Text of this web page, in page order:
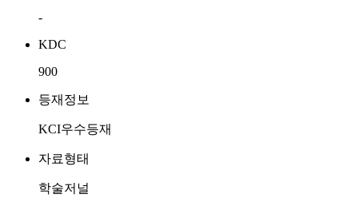
-
KDC
900
등재정보
KCI우수등재
자료형태
학술저널